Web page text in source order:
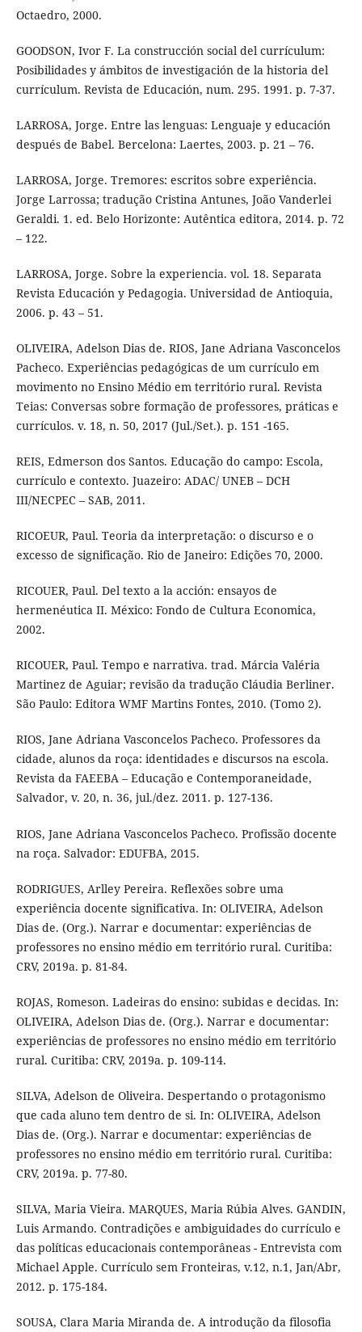
Octaedro, 2000.
GOODSON, Ivor F. La construcción social del currículum:
Posibilidades y ámbitos de investigación de la historia del
currículum. Revista de Educación, num. 295. 1991. p. 7-37.
LARROSA, Jorge. Entre las lenguas: Lenguaje y educación
después de Babel. Bercelona: Laertes, 2003. p. 21 – 76.
LARROSA, Jorge. Tremores: escritos sobre experiência.
Jorge Larrossa; tradução Cristina Antunes, João Vanderlei
Geraldi. 1. ed. Belo Horizonte: Autêntica editora, 2014. p. 72
– 122.
LARROSA, Jorge. Sobre la experiencia. vol. 18. Separata
Revista Educación y Pedagogia. Universidad de Antioquia,
2006. p. 43 – 51.
OLIVEIRA, Adelson Dias de. RIOS, Jane Adriana Vasconcelos
Pacheco. Experiências pedagógicas de um currículo em
movimento no Ensino Médio em território rural. Revista
Teias: Conversas sobre formação de professores, práticas e
currículos. v. 18, n. 50, 2017 (Jul./Set.). p. 151 -165.
REIS, Edmerson dos Santos. Educação do campo: Escola,
currículo e contexto. Juazeiro: ADAC/ UNEB – DCH
III/NECPEC – SAB, 2011.
RICOEUR, Paul. Teoria da interpretação: o discurso e o
excesso de significação. Rio de Janeiro: Edições 70, 2000.
RICOUER, Paul. Del texto a la acción: ensayos de
hermenéutica II. México: Fondo de Cultura Economica,
2002.
RICOUER, Paul. Tempo e narrativa. trad. Márcia Valéria
Martinez de Aguiar; revisão da tradução Cláudia Berliner.
São Paulo: Editora WMF Martins Fontes, 2010. (Tomo 2).
RIOS, Jane Adriana Vasconcelos Pacheco. Professores da
cidade, alunos da roça: identidades e discursos na escola.
Revista da FAEEBA – Educação e Contemporaneidade,
Salvador, v. 20, n. 36, jul./dez. 2011. p. 127-136.
RIOS, Jane Adriana Vasconcelos Pacheco. Profissão docente
na roça. Salvador: EDUFBA, 2015.
RODRIGUES, Arlley Pereira. Reflexões sobre uma
experiência docente significativa. In: OLIVEIRA, Adelson
Dias de. (Org.). Narrar e documentar: experiências de
professores no ensino médio em território rural. Curitiba:
CRV, 2019a. p. 81-84.
ROJAS, Romeson. Ladeiras do ensino: subidas e decidas. In:
OLIVEIRA, Adelson Dias de. (Org.). Narrar e documentar:
experiências de professores no ensino médio em território
rural. Curitiba: CRV, 2019a. p. 109-114.
SILVA, Adelson de Oliveira. Despertando o protagonismo
que cada aluno tem dentro de si. In: OLIVEIRA, Adelson
Dias de. (Org.). Narrar e documentar: experiências de
professores no ensino médio em território rural. Curitiba:
CRV, 2019a. p. 77-80.
SILVA, Maria Vieira. MARQUES, Maria Rúbia Alves. GANDIN,
Luis Armando. Contradições e ambiguidades do currículo e
das políticas educacionais contemporâneas - Entrevista com
Michael Apple. Currículo sem Fronteiras, v.12, n.1, Jan/Abr,
2012. p. 175-184.
SOUSA, Clara Maria Miranda de. A introdução da filosofia